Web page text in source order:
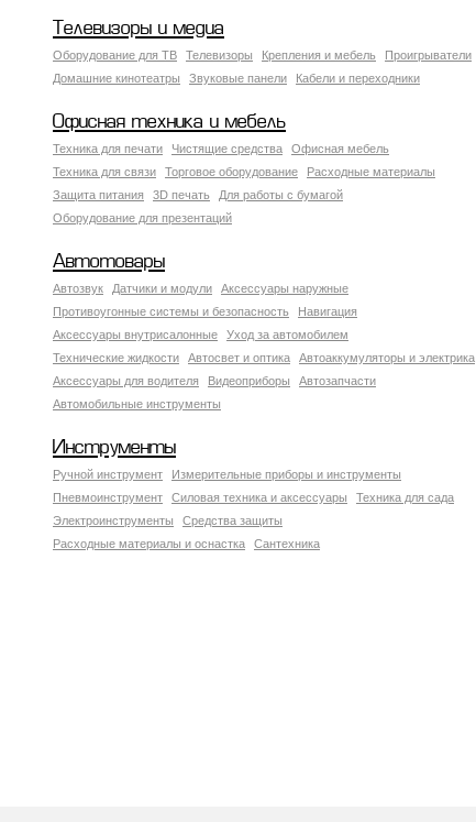
Телевизоры и медиа
Оборудование для ТВ Телевизоры Крепления и мебель
Проигрыватели
Домашние кинотеатры
Звуковые панели Кабели и переходники
Офисная техника и мебель
Техника для печати Чистящие средства
Офисная мебель
Техника для связи
Торговое оборудование
Расходные материалы
Защита питания
3D печать
Для работы с бумагой
Оборудование для презентаций
Автотовары
Автозвук Датчики и модули
Аксессуары наружные
Противоугонные системы и безопасность
Навигация
Аксесcуары внутрисалонные
Уход за автомобилем
Технические жидкости
Автосвет и оптика
Автоаккумуляторы и электрика
Аксессуары для водителя
Видеоприборы
Автозапчасти
Автомобильные инструменты
Инструменты
Ручной инструмент
Измерительные приборы и инструменты
Пневмоинструмент
Силовая техника и аксессуары
Техника для сада
Электроинструменты
Средства защиты
Расходные материалы и оснастка
Сантехника